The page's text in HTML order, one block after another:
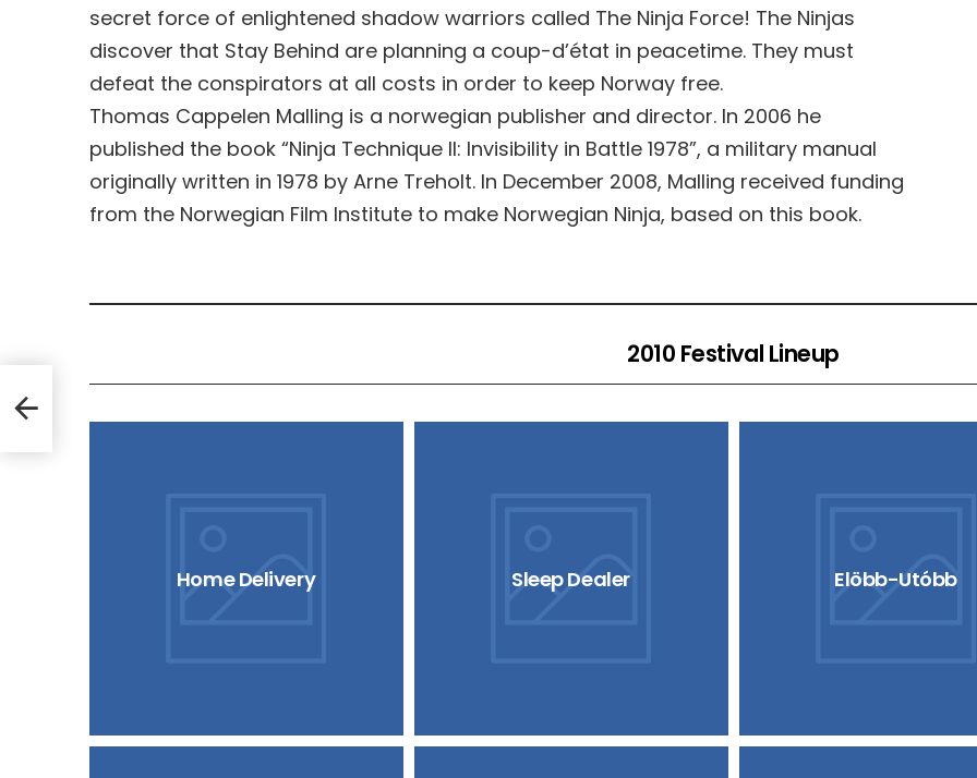
secret force of enlightened shadow warriors called The Ninja Force! The Ninjas
discover that Stay Behind are planning a coup-d’état in peacetime. They must
defeat the conspirators at all costs in order to keep Norway free.
Thomas Cappelen Malling is a norwegian publisher and director. In 2006 he
published the book “Ninja Technique II: Invisibility in Battle 1978”, a military manual
originally written in 1978 by Arne Treholt. In December 2008, Malling received funding
from the Norwegian Film Institute to make Norwegian Ninja, based on this book.
2010 Festival Lineup
Home Delivery Sleep Dealer Elöbb-Utóbb